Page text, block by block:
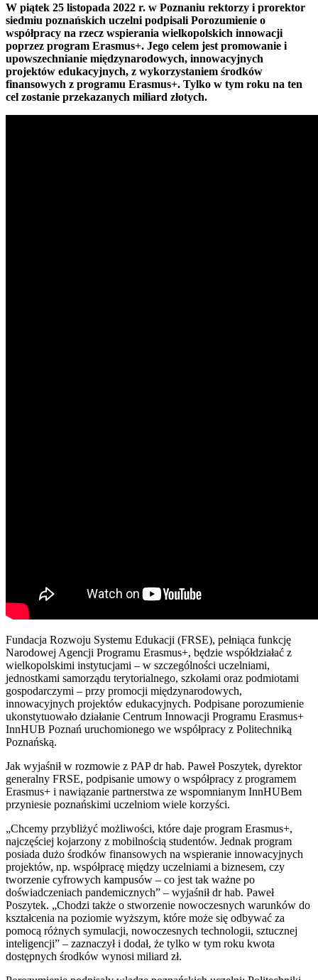
W piątek 25 listopada 2022 r. w Poznaniu rektorzy i prorektor
siedmiu poznańskich uczelni podpisali Porozumienie o
współpracy na rzecz wspierania wielkopolskich innowacji
poprzez program Erasmus+. Jego celem jest promowanie i
upowszechnianie międzynarodowych, innowacyjnych
projektów edukacyjnych, z wykorzystaniem środków
finansowych z programu Erasmus+. Tylko w tym roku na ten
cel zostanie przekazanych miliard złotych.
Fundacja Rozwoju Systemu Edukacji (FRSE), pełniąca funkcję
Narodowej Agencji Programu Erasmus+, będzie współdziałać z
wielkopolskimi instytucjami – w szczególności uczelniami,
jednostkami samorządu terytorialnego, szkołami oraz podmiotami
gospodarczymi – przy promocji międzynarodowych,
innowacyjnych projektów edukacyjnych. Podpisane porozumienie
ukonstytuowało działanie Centrum Innowacji Programu Erasmus+
InnHUB Poznań uruchomionego we współpracy z Politechniką
Poznańską.
Jak wyjaśnił w rozmowie z PAP dr hab. Paweł Poszytek, dyrektor
generalny FRSE, podpisanie umowy o współpracy z programem
Erasmus+ i nawiązanie partnerstwa ze wspomnianym InnHUBem
przyniesie poznańskimi uczelniom wiele korzyści.
„Chcemy przybliżyć możliwości, które daje program Erasmus+,
najczęściej kojarzony z mobilnością studentów. Jednak program
posiada dużo środków finansowych na wspieranie innowacyjnych
projektów, np. współpracę między uczelniami a biznesem, czy
tworzenie cyfrowych kampusów – co jest tak ważne po
doświadczeniach pandemicznych” – wyjaśnił dr hab. Paweł
Poszytek. „Chodzi także o stworzenie nowoczesnych warunków do
kształcenia na poziomie wyższym, które może się odbywać za
pomocą różnych symulacji, nowoczesnych technologii, sztucznej
inteligencji” – zaznaczył i dodał, że tylko w tym roku kwota
dostępnych środków wynosi miliard zł.